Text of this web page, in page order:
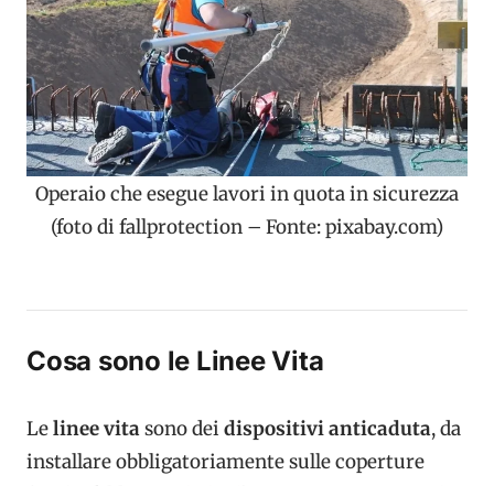
Operaio che esegue lavori in quota in sicurezza
(foto di fallprotection – Fonte: pixabay.com)
Cosa sono le Linee Vita
Lelinee vitasono dei dispositivi anticaduta, da
installare obbligatoriamente sulle coperture